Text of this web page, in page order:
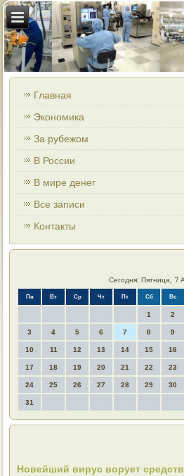
Главная
Экономика
За рубежом
В России
В мире денег
Все записи
Контакты
Сегодня: Пятница, 7
Пн Вт Ср Чт Пт Сб Вс
1 2
3 4 5 6 7 8 9
10 11 12 13 14 15 16
17 18 19 20 21 22 23
24 25 26 27 28 29 30
31
Новейший вирус ворует